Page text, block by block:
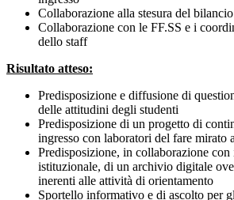
Collaborazione alla stesura del
Collaborazione con le FF.SS e i
dello staff
Risultato atteso:
Predisposizione e diffusione di
delle attitudini degli studenti
Predisposizione di un progetto di
ingresso con laboratori del fare mirato
Predisposizione, in collaborazione
istituzionale, di un archivio digitale
inerenti alle attività di orientamento
Sportello informativo e di ascolto per